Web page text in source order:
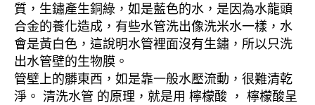
質，生鏽產生銅綠，如是藍色的水，是因為水龍頭
合金的養化造成，有些水管洗出像洗米水一樣，水
會是黃白色，這說明水管裡面沒有生鏽，所以只洗
出水管壁的生物膜。
管壁上的髒東西，如是靠一般水壓流動，很難清乾
淨。 清洗水管 的原理，就是用 檸檬酸 ， 檸檬酸呈